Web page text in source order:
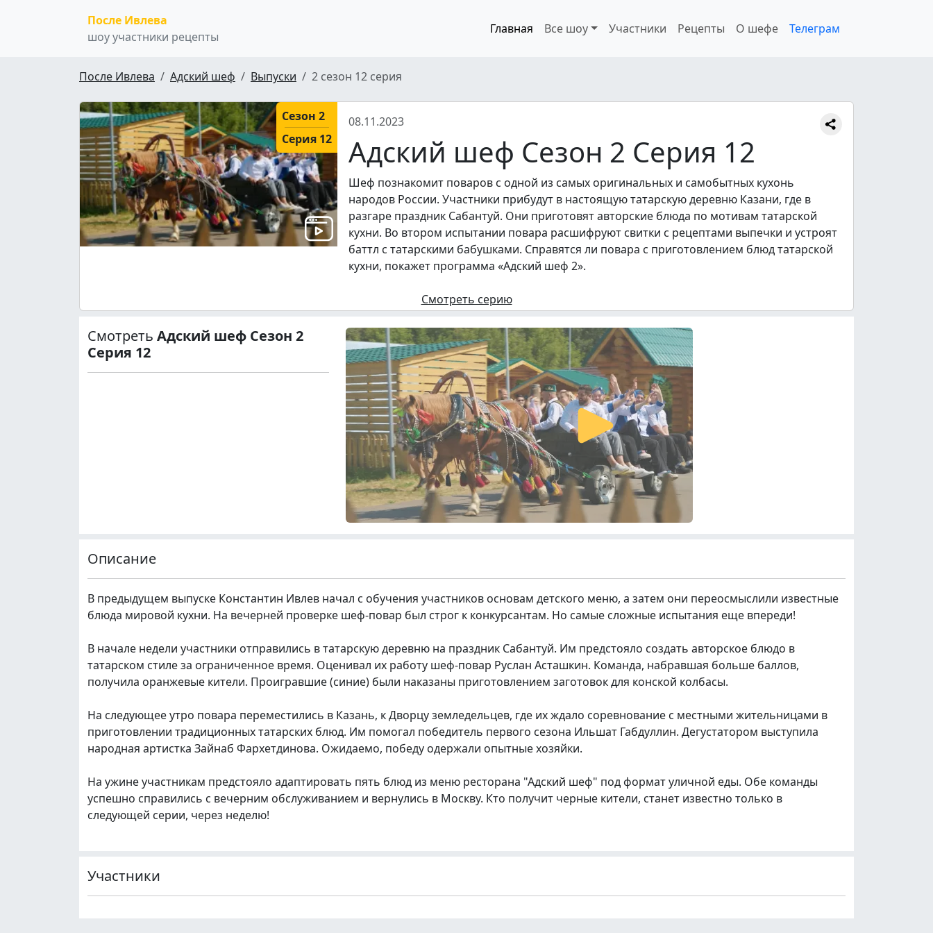
После Ивлева
шоу участники рецепты
Главная Все шоу Участники Рецепты О шефе Телеграм
После Ивлева Адский шеф Выпуски 2 сезон 12 серия
Сезон 2
Серия 12
08.11.2023
Адский шеф Сезон 2 Серия 12
Шеф познакомит поваров с одной из самых оригинальных и самобытных кухонь
народов России. Участники прибудут в настоящую татарскую деревню Казани, где в
разгаре праздник Сабантуй. Они приготовят авторские блюда по мотивам татарской
кухни. Во втором испытании повара расшифруют свитки с рецептами выпечки и устроят
баттл с татарскими бабушками. Справятся ли повара с приготовлением блюд татарской
кухни, покажет программа «Адский шеф 2».
Смотреть серию
Смотреть Адский шеф Сезон 2
Серия 12
Описание
В предыдущем выпуске Константин Ивлев начал с обучения участников основам детского меню, а затем они переосмыслили известные
блюда мировой кухни. На вечерней проверке шеф-повар был строг к конкурсантам. Но самые сложные испытания еще впереди!
В начале недели участники отправились в татарскую деревню на праздник Сабантуй. Им предстояло создать авторское блюдо в
татарском стиле за ограниченное время. Оценивал их работу шеф-повар Руслан Асташкин. Команда, набравшая больше баллов,
получила оранжевые кители. Проигравшие (синие) были наказаны приготовлением заготовок для конской колбасы.
На следующее утро повара переместились в Казань, к Дворцу земледельцев, где их ждало соревнование с местными жительницами в
приготовлении традиционных татарских блюд. Им помогал победитель первого сезона Ильшат Габдуллин. Дегустатором выступила
народная артистка Зайнаб Фархетдинова. Ожидаемо, победу одержали опытные хозяйки.
На ужине участникам предстояло адаптировать пять блюд из меню ресторана "Адский шеф" под формат уличной еды. Обе команды
успешно справились с вечерним обслуживанием и вернулись в Москву. Кто получит черные кители, станет известно только в
следующей серии, через неделю!
Участники